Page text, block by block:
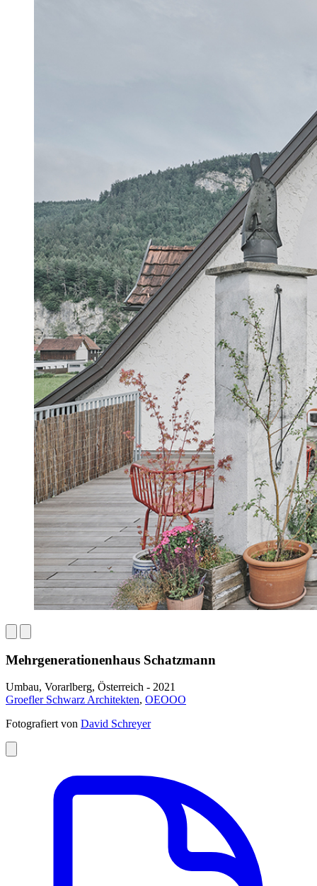
Mehrgenerationenhaus Schatzmann
Umbau, Vorarlberg, Österreich - 2021
Groefler Schwarz Architekten, OEOOO
Fotografiert von David Schreyer